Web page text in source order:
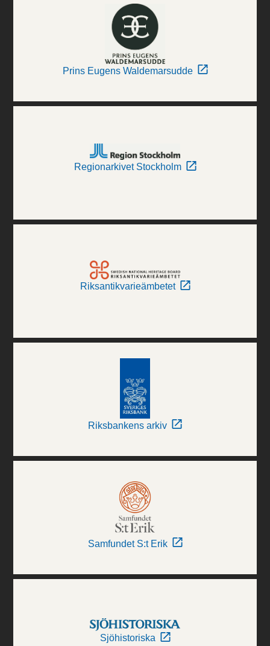
Prins Eugens Waldemarsudde
Regionarkivet Stockholm
Riksantikvarieämbetet
Riksbankens arkiv
Samfundet S:t Erik
Sjöhistoriska